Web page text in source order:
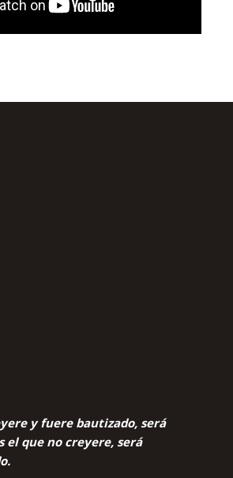
y fuere bautizado, será
el que no creyere, será